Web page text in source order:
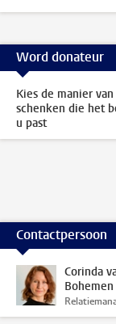
Word donateur
Kies de manier van
schenken die het
u past
Contactpersoon
Corinda
Bohemen